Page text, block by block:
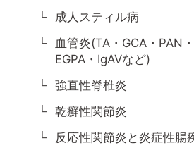
成人スティル病
血管炎(TA・GCA・PAN
EGPA・IgAVなど)
強直性脊椎炎
乾癬性関節炎
反応性関節炎と炎症性腸